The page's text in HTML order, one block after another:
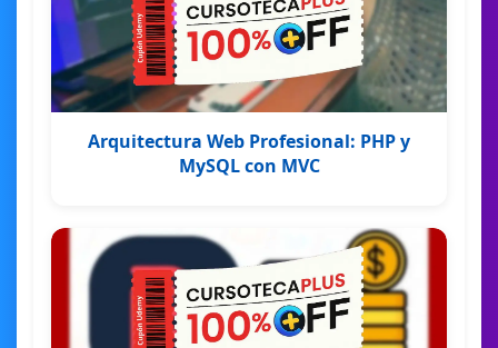
Arquitectura Web Profesional: PHP y
MySQL con MVC